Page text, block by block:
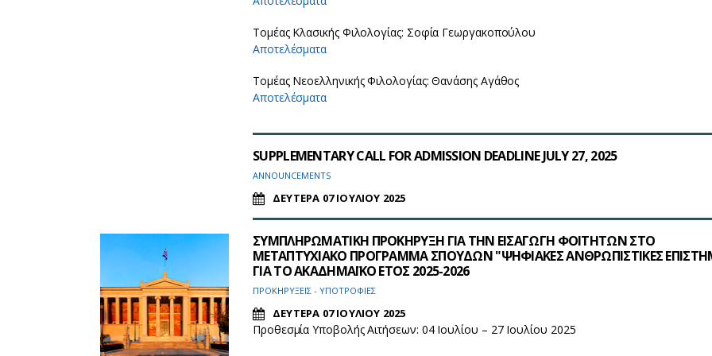
Τομέας Κλασικής Φιλολογίας: Σοφία Γεωργακοπούλου
Αποτελέσματα
Τομέας Νεοελληνικής Φιλολογίας: Θανάσης Αγάθος
Αποτελέσματα
SUPPLEMENTARY CALL FOR ADMISSION DEADLINE JULY 27, 2025
ANNOUNCEMENTS
ΔΕΥΤΕΡΑ 07 ΙΟΥΛΙΟΥ 2025
ΣΥΜΠΛΗΡΩΜΑΤΙΚΗ ΠΡΟΚΗΡΥΞΗ ΓΙΑ ΤΗΝ ΕΙΣΑΓΩΓΗ ΦΟΙΤΗΤΩΝ ΣΤΟ
ΜΕΤΑΠΤΥΧΙΑΚΟ ΠΡΟΓΡΑΜΜΑ ΣΠΟΥΔΩΝ "ΨΗΦΙΑΚΕΣ ΑΝΘΡΩΠΙΣΤΙΚΕΣ
ΓΙΑ ΤΟ ΑΚΑΔΗΜΑΪΚΟ ΕΤΟΣ 2025-2026
ΠΡΟΚΗΡΥΞΕΙΣ - ΥΠΟΤΡΟΦΙΕΣ
ΔΕΥΤΕΡΑ 07 ΙΟΥΛΙΟΥ 2025
Προθεσμία Υποβολής Αιτήσεων: 04 Ιουλίου – 27 Ιουλίου 2025